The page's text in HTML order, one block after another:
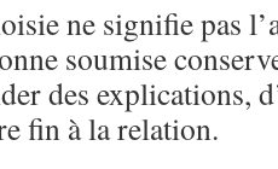
ne signifie pas
soumise
des explications,
fin à la relation.